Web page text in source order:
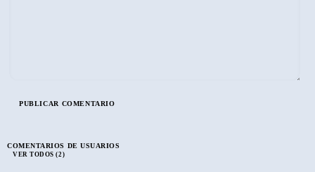
COMENTARIOS DE USUARIOS
VER TODOS (2)